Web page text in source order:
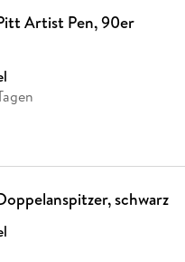
Artist Pen, 90er
schwarz